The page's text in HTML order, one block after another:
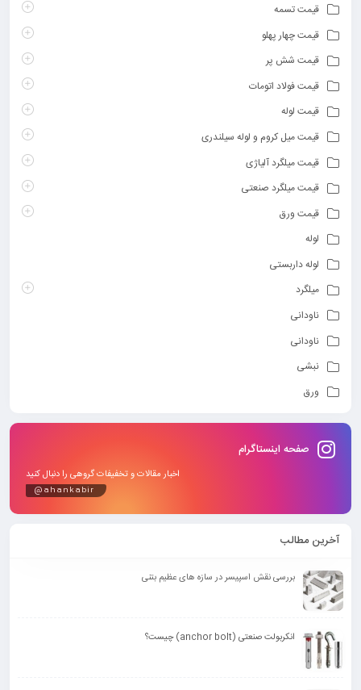
قیمت تسمه
قیمت چهار پهلو
قیمت شش پر
قیمت فولاد اتومات
قیمت لوله
قیمت میل کروم و لوله سیلندری
قیمت میلگرد آلیاژی
قیمت میلگرد صنعتی
قیمت ورق
لوله
لوله داربستی
میلگرد
ناودانی
ناودانی
نبشی
ورق
صفحه اینستاگرام
اخبار مقالات و تخفیفات گروهی را دنبال کنید
@ahankabir
آخرین مطالب
بررسی نقش اسپیسر در سازه های عظیم بتنی
انکربولت صنعتی (anchor bolt) چیست؟